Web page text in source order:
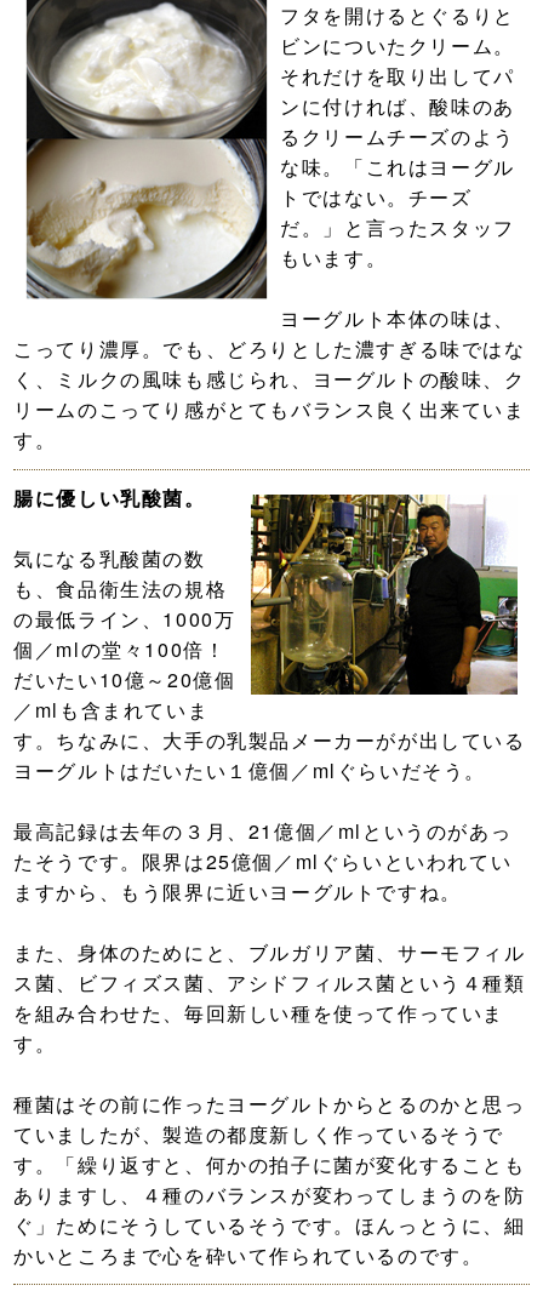
フタを開けるとぐるりと
ビンについたクリーム。
それだけを取り出してパ
ンに付ければ、酸味のあ
るクリームチーズのよう
な味。「これはヨーグル
トではない。チーズ
だ。」と言ったスタッフ
もいます。
ヨーグルト本体の味は、
こってり濃厚。でも、どろりとした濃すぎる味ではな
く、ミルクの風味も感じられ、ヨーグルトの酸味、ク
リームのこってり感がとてもバランス良く出来ていま
す。
腸に優しい乳酸菌。
気になる乳酸菌の数
も、食品衛生法の規格
の最低ライン、1000万
個／mlの堂々100倍！
だいたい10億～20億個
／mlも含まれていま
す。ちなみに、大手の乳製品メーカーがが出している
ヨーグルトはだいたい１億個／mlぐらいだそう。
最高記録は去年の３月、21億個／mlというのがあっ
たそうです。限界は25億個／mlぐらいといわれてい
ますから、もう限界に近いヨーグルトですね。
また、身体のためにと、ブルガリア菌、サーモフィル
ス菌、ビフィズス菌、アシドフィルス菌という４種類
を組み合わせた、毎回新しい種を使って作っていま
す。
種菌はその前に作ったヨーグルトからとるのかと思っ
ていましたが、製造の都度新しく作っているそうで
す。「繰り返すと、何かの拍子に菌が変化することも
ありますし、４種のバランスが変わってしまうのを防
ぐ」ためにそうしているそうです。ほんっとうに、細
かいところまで心を砕いて作られているのです。